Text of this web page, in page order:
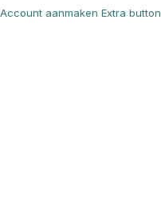
Account aanmaken Extra button